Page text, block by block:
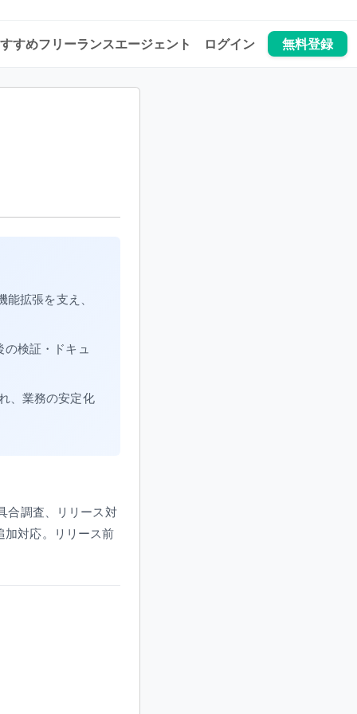
すめフリーランスエージェント ログイン 無料登録
拡張を支え、
検証・ドキュ
、業務の安定化
合調査、リリース対
加対応。リリース前